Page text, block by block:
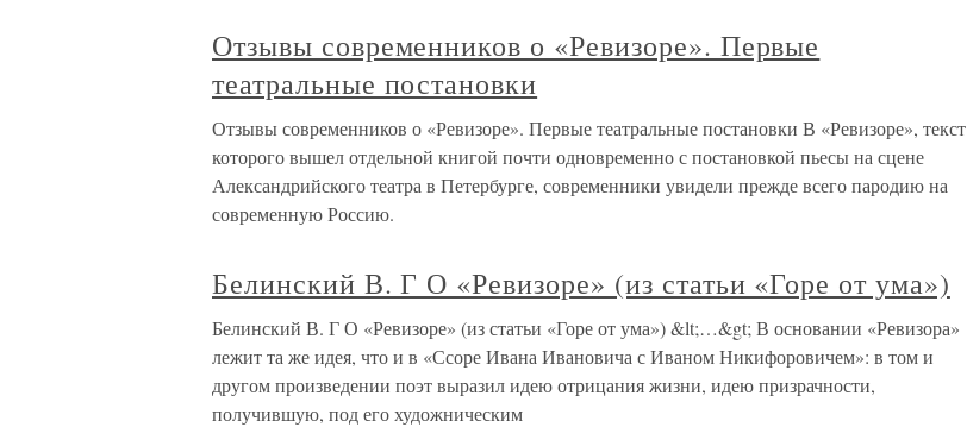
Отзывы современников о «Ревизоре». Первые
театральные постановки
Отзывы современников о «Ревизоре». Первые театральные постановки В «Ревизоре», текст
которого вышел отдельной книгой почти одновременно с постановкой пьесы на сцене
Александрийского театра в Петербурге, современники увидели прежде всего пародию на
современную Россию.
Белинский В. Г О «Ревизоре» (из статьи «Горе от ума»)
Белинский В. Г О «Ревизоре» (из статьи «Горе от ума») &lt;…&gt; В основании «Ревизора»
лежит та же идея, что и в «Ссоре Ивана Ивановича с Иваном Никифоровичем»: в том и
другом произведении поэт выразил идею отрицания жизни, идею призрачности,
получившую, под его художническим